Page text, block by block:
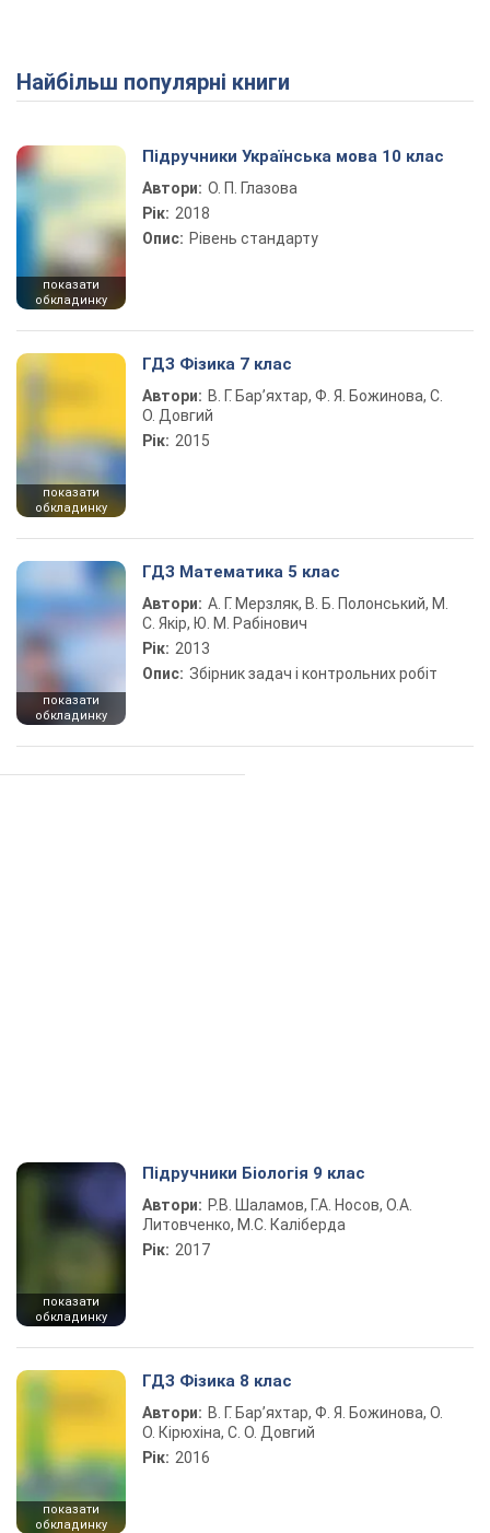
Найбільш популярні книги
показати
обкладинку
Підручники Українська мова 10 клас
Автори: О. П. Глазова
Рік: 2018
Опис: Рівень стандарту
показати
обкладинку
ГДЗ Фізика 7 клас
Автори: В. Г. Бар’яхтар, Ф. Я. Божинова, С.
О. Довгий
Рік: 2015
показати
обкладинку
ГДЗ Математика 5 клас
Автори: А. Г. Мерзляк, В. Б. Полонський, М.
С. Якір, Ю. М. Рабінович
Рік: 2013
Опис: Збірник задач і контрольних робіт
показати
обкладинку
Підручники Біологія 9 клас
Автори: Р.В. Шаламов, Г.А. Носов, О.А.
Литовченко, М.С. Каліберда
Рік: 2017
показати
обкладинку
ГДЗ Фізика 8 клас
Автори: В. Г. Бар’яхтар, Ф. Я. Божинова, О.
О. Кірюхіна, С. О. Довгий
Рік: 2016